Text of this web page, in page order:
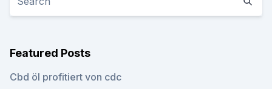
Featured Posts
Cbd öl profitiert von cdc